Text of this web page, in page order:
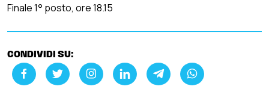
Finale 1° posto, ore 18.15
CONDIVIDI SU: